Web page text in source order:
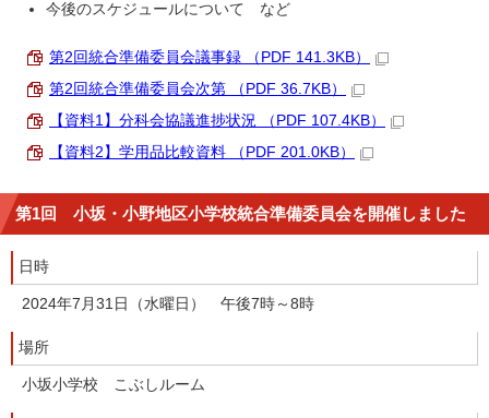
今後のスケジュールについて など
第2回統合準備委員会議事録 （PDF 141.3KB）
第2回統合準備委員会次第 （PDF 36.7KB）
【資料1】分科会協議進捗状況 （PDF 107.4KB）
【資料2】学用品比較資料 （PDF 201.0KB）
第1回 小坂・小野地区小学校統合準備委員会を開催しました
日時
2024年7月31日（水曜日） 午後7時～8時
場所
小坂小学校 こぶしルーム